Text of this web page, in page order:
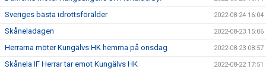
Sveriges bästa idrottsförälder 2022-08-24 16:04
Skåneladagen 2022-08-23 15:06
Herrarna möter Kungälvs HK hemma på onsdag 2022-08-23 08:57
Skånela IF Herrar tar emot Kungälvs HK 2022-08-22 17:51